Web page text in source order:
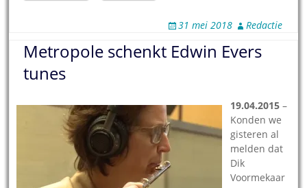
31 mei 2018 Redactie
Metropole schenkt Edwin Evers
tunes
19.04.2015 –
Konden we
gisteren al
melden dat
Dik
Voormekaar